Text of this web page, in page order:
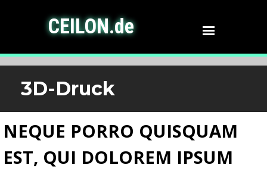
CEILON.de
3D-Druck
NEQUE PORRO QUISQUAM
EST, QUI DOLOREM IPSUM